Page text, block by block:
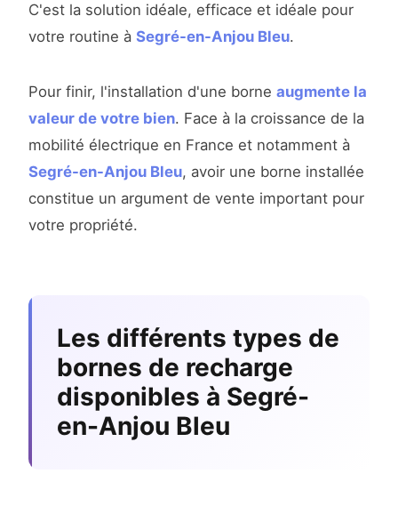
C'est la solution idéale, efficace et idéale pour
votre routine à Segré-en-Anjou Bleu.
Pour finir, l'installation d'une borne augmente la
valeur de votre bien. Face à la croissance de la
mobilité électrique en France et notamment à
Segré-en-Anjou Bleu, avoir une borne installée
constitue un argument de vente important pour
votre propriété.
Les différents types de
bornes de recharge
disponibles à Segré-
en-Anjou Bleu